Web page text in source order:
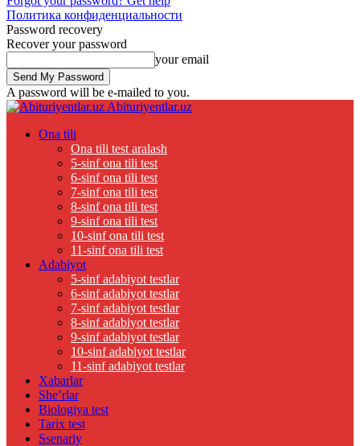
Политика конфиденциальности
Password recovery
Recover your password
your email
A password will be e-mailed to you.
Abituriyentlar.uz
Ona tili
Ona tili test aralash
5-sinf ona tili test
6-sinf ona tili test
7-sinf ona tili test
8-sinf ona tili test
9-sinf ona tili test
10-sinf ona tili test
11-sinf ona tili test
Adabiyot
5-sinf adabiyot testlar
6-sinf adabiyot testlar
7-sinf adabiyot testlar
8-sinf adabiyot testlar
9-sinf adabiyot testlar
10-sinf adabiyot testlar
11-sinf adabiyot testlar
Xabarlar
She’rlar
Biologiya test
Tarix test
Ssenariy